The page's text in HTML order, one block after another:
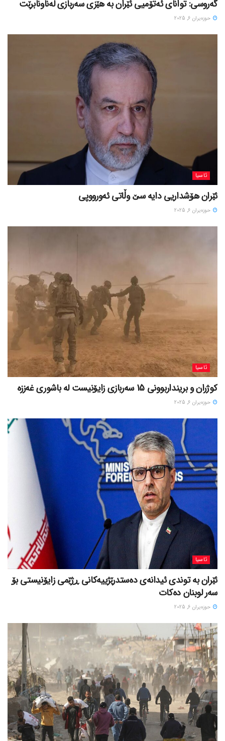
گەروسی: توانای ئەتۆمیی ئێران بە هێزی سەربازی لەناونابرێت
حوزه‌یران 6, 2025
ئاسیا
ئێران هۆشداریی دایە سێ وڵاتی ئەورووپی
حوزه‌یران 6, 2025
ئاسیا
کوژران و برینداربوونی 15 سەربازی زایۆنیست لە باشوری غەززە
حوزه‌یران 6, 2025
ئاسیا
ئێران بە توندی ئیدانەی دەستدرێژییەکانی ڕژێمی زایۆنیستی بۆ
سەر لوبنان دەکات
حوزه‌یران 6, 2025